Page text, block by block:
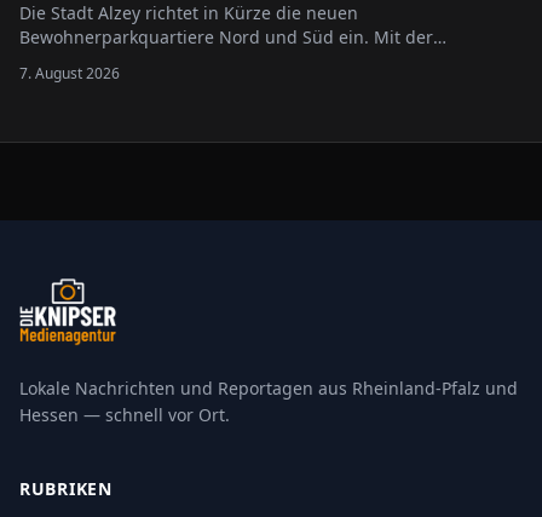
Die Stadt Alzey richtet in Kürze die neuen
Bewohnerparkquartiere Nord und Süd ein. Mit der
die Regelungen übersichtlicher gestaltet und an die
7. August 2026
Lokale Nachrichten und Reportagen aus Rheinland-Pfalz und
Hessen — schnell vor Ort.
RUBRIKEN